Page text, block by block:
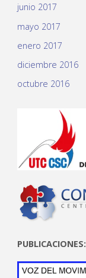
junio 2017
mayo 2017
enero 2017
diciembre 2016
octubre 2016
PUBLICACIONES: